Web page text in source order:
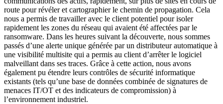
route pour révéler et cartographier le chemin de propagation. Cela
nous a permis de travailler avec le client potentiel pour isoler
rapidement les zones du réseau qui avaient été affectées par le
ransomware. Dans les heures suivant la découverte, nous sommes
passés d’une alerte unique générée par un distributeur automatique à
une visibilité multisite qui a permis au client d’arrêter le logiciel
malveillant dans ses traces. Grâce à cette action, nous avons
également pu étendre leurs contrôles de sécurité informatique
existants (tels qu’une base de données combinée de signatures de
menaces IT/OT et des indicateurs de compromission) à
l’environnement industriel.